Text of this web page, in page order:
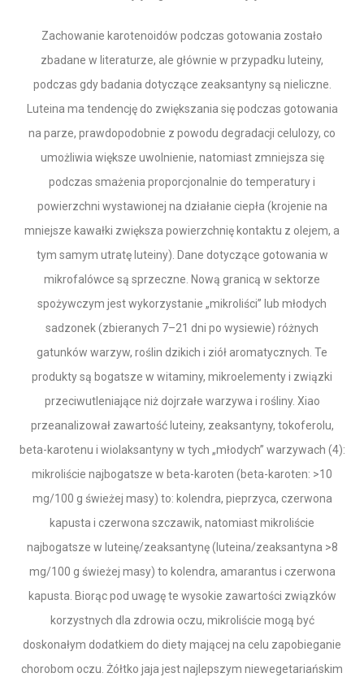
Zachowanie karotenoidów podczas gotowania zostało
zbadane w literaturze, ale głównie w przypadku luteiny,
podczas gdy badania dotyczące zeaksantyny są nieliczne.
Luteina ma tendencję do zwiększania się podczas gotowania
na parze, prawdopodobnie z powodu degradacji celulozy, co
umożliwia większe uwolnienie, natomiast zmniejsza się
podczas smażenia proporcjonalnie do temperatury i
powierzchni wystawionej na działanie ciepła (krojenie na
mniejsze kawałki zwiększa powierzchnię kontaktu z olejem, a
tym samym utratę luteiny). Dane dotyczące gotowania w
mikrofalówce są sprzeczne. Nową granicą w sektorze
spożywczym jest wykorzystanie „mikroliści” lub młodych
sadzonek (zbieranych 7–21 dni po wysiewie) różnych
gatunków warzyw, roślin dzikich i ziół aromatycznych. Te
produkty są bogatsze w witaminy, mikroelementy i związki
przeciwutleniające niż dojrzałe warzywa i rośliny. Xiao
przeanalizował zawartość luteiny, zeaksantyny, tokoferolu,
beta-karotenu i wiolaksantyny w tych „młodych” warzywach (4):
mikroliście najbogatsze w beta-karoten (beta-karoten: >10
mg/100 g świeżej masy) to: kolendra, pieprzyca, czerwona
kapusta i czerwona szczawik, natomiast mikroliście
najbogatsze w luteinę/zeaksantynę (luteina/zeaksantyna >8
mg/100 g świeżej masy) to kolendra, amarantus i czerwona
kapusta. Biorąc pod uwagę te wysokie zawartości związków
korzystnych dla zdrowia oczu, mikroliście mogą być
doskonałym dodatkiem do diety mającej na celu zapobieganie
chorobom oczu. Żółtko jaja jest najlepszym niewegetariańskim